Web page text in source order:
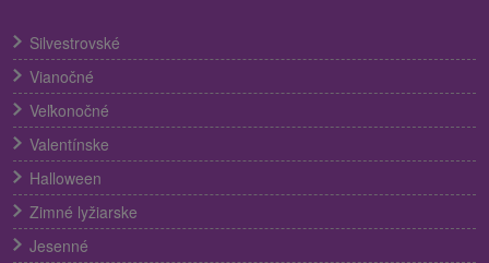
Silvestrovské
Vianočné
Veľkonočné
Valentínske
Halloween
Zimné lyžiarske
Jesenné